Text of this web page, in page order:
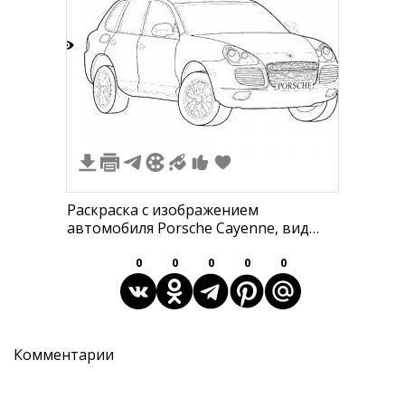
Раскраска с изображением
автомобиля Porsche Cayenne, вид
решетка радиатора, фары, передние
и задние двери, колесные диски,
зеркало заднего вида
0 0 0 0 0
Комментарии